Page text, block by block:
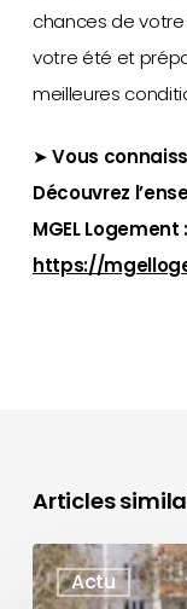
chances de
votre été et
meilleures
➤Vous
Découvrez
MGEL Logement :
https://
Articles
Actu
Résidence
étudiante